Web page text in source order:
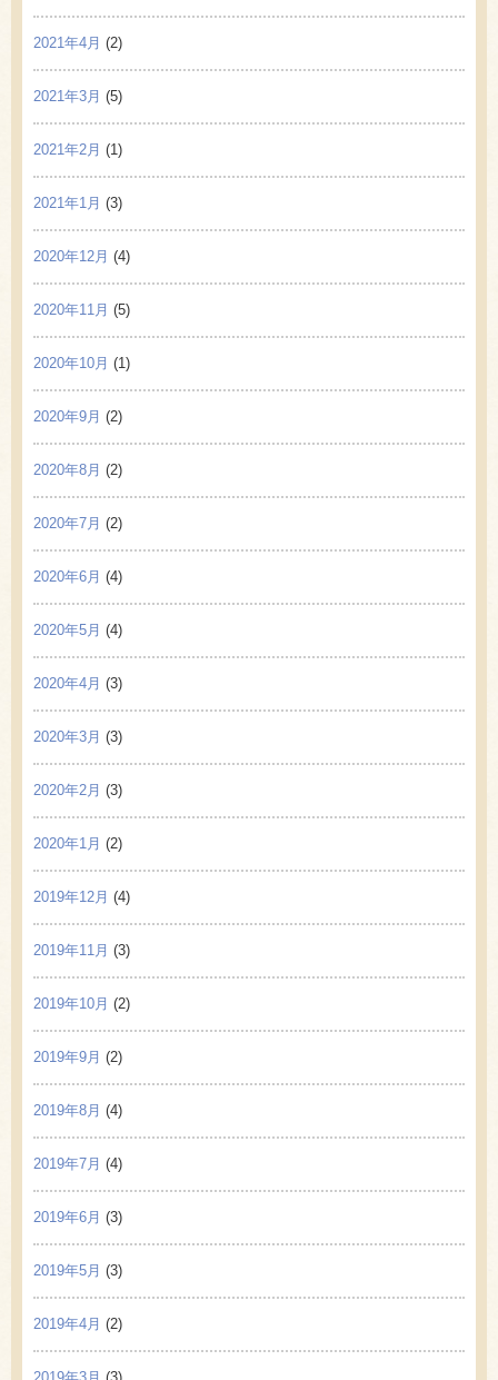
2021年4月 (2)
2021年3月 (5)
2021年2月 (1)
2021年1月 (3)
2020年12月 (4)
2020年11月 (5)
2020年10月 (1)
2020年9月 (2)
2020年8月 (2)
2020年7月 (2)
2020年6月 (4)
2020年5月 (4)
2020年4月 (3)
2020年3月 (3)
2020年2月 (3)
2020年1月 (2)
2019年12月 (4)
2019年11月 (3)
2019年10月 (2)
2019年9月 (2)
2019年8月 (4)
2019年7月 (4)
2019年6月 (3)
2019年5月 (3)
2019年4月 (2)